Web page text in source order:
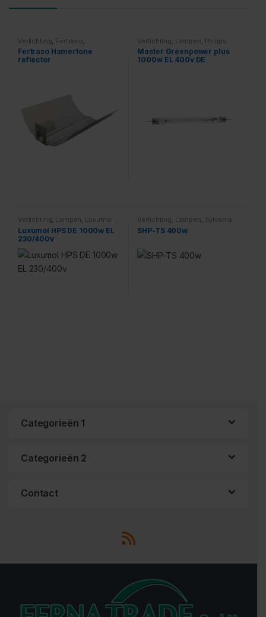
Verlichting Fertraso
Accessoires
Fertraso Hamertone
reflector
Verlichting Lampen Philips
Master Greenpower plus
1000w EL 400v DE
Verlichting, Lampen, Luxumol
Luxumol HPS DE 1000w EL
230/400v
Verlichting, Lampen, Sylvania
SHP-TS 400w
Categorieën 1
Categorieën 2
Contact